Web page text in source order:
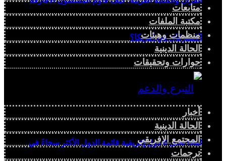
الاسترقاق في أمريكا؟
لماذا تحتل 6 دول إفريقية قائمة الدول الأكثر سخاءً في
متابعات
مكتبة الملفات
منظمات وهيئات
الحالة الدينية
حوارات وتحقيقات
أخبار
الحالة الدينية
المجتمع الإفريقي
ترجمات